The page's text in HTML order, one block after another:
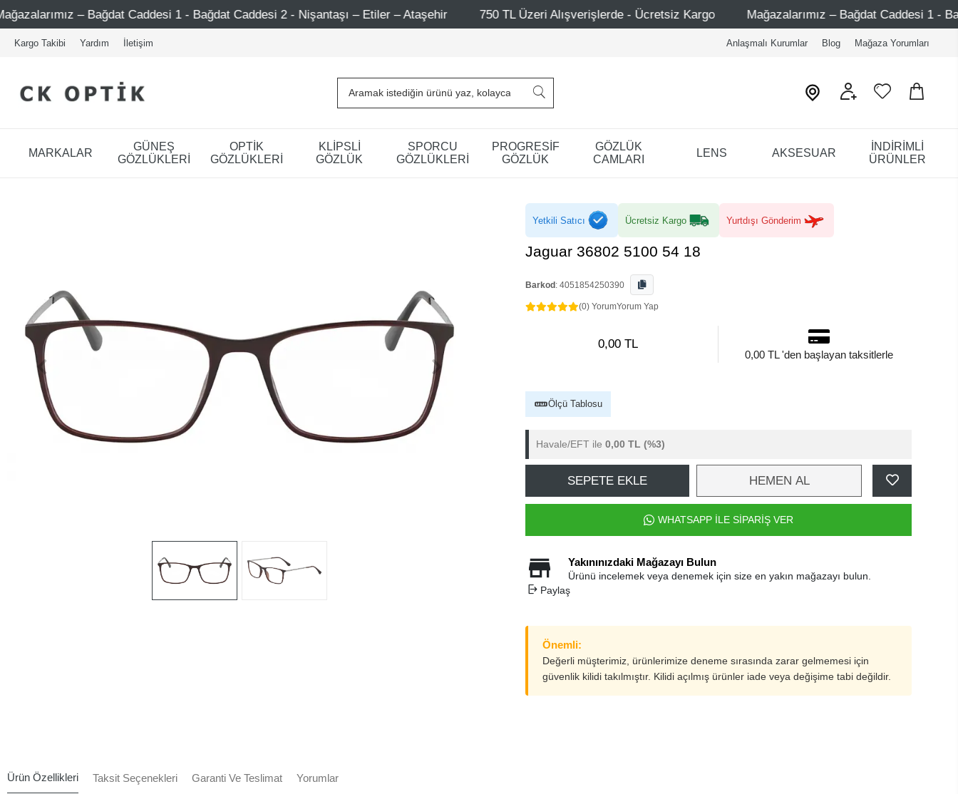
Caddesi 1 - Bağdat Caddesi 2 - Nişantaşı – Etiler – Ataşehir 750 TL Üzeri Alışverişlerde - Ücretsiz Kargo Mağazalarımız – Bağdat Caddesi 1 - Bağdat Caddesi 2
Kargo Takibi Yardım İletişim Anlaşmalı Kurumlar Blog Mağaza Yorumları
MARKALAR
GÜNEŞ
GÖZLÜKLERİ
OPTİK
GÖZLÜKLERİ
KLİPSLİ
GÖZLÜK
SPORCU
GÖZLÜKLERİ
PROGRESİF
GÖZLÜK
GÖZLÜK
CAMLARI
LENS AKSESUAR
İNDİRİMLİ
ÜRÜNLER
Yetkili Satıcı Ücretsiz Kargo Yurtdışı Gönderim
Jaguar 36802 5100 54 18
Barkod : 4051854250390
(0) YorumYorum Yap
0,00 TL
0,00 TL 'den başlayan taksitlerle
Ölçü Tablosu
Havale/EFT ile 0,00 TL (%3)
SEPETE EKLE HEMEN AL
WHATSAPP İLE SİPARİŞ VER
Yakınınızdaki Mağazayı Bulun
Ürünü incelemek veya denemek için size en yakın mağazayı bulun.
Paylaş
Önemli:
Değerli müşterimiz, ürünlerimize deneme sırasında zarar gelmemesi için
güvenlik kilidi takılmıştır. Kilidi açılmış ürünler iade veya değişime tabi değildir.
Ürün Özellikleri Taksit Seçenekleri Garanti Ve Teslimat Yorumlar